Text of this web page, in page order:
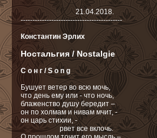
21.04.2018.
-------------------------------------------
Константин Эрлих
Ностальгия / Nostalgie
С о н г / S o n g
Бушует ветер во всю мочь,
что день ему или - что ночь,
блаженство душу бередит –
он по холмам и нивам мчит, -
он царь стихии, -
рвет все вклочь.